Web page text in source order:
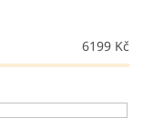
6199 Kč